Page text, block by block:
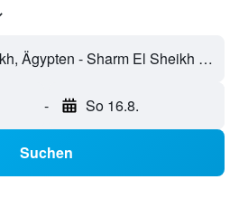
Sharm El-Sheikh, Ägypten - Sharm El Sheikh (SSH)
- So 16.8.
Suchen